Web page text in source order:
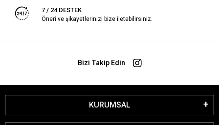
7 / 24 DESTEK
Öneri ve şikayetlerinizi bize iletebilirsiniz.
Bizi Takip Edin
KURUMSAL